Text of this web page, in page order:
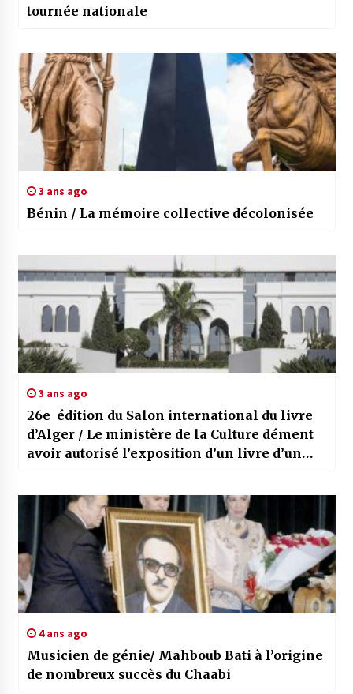
tournée nationale
3 ans ago
Bénin / La mémoire collective décolonisée
3 ans ago
26e édition du Salon international du livre
d’Alger / Le ministère de la Culture dément
avoir autorisé l’exposition d’un livre d’un
4 ans ago
Musicien de génie/ Mahboub Bati à l’origine
de nombreux succès du Chaabi